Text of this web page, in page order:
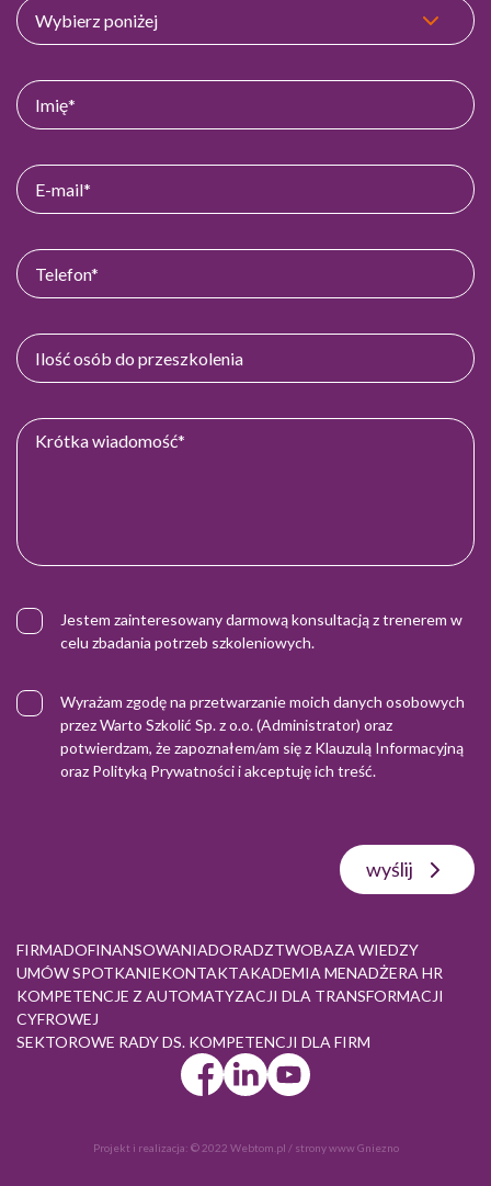
Jestem zainteresowany darmową konsultacją z trenerem w
celu zbadania potrzeb szkoleniowych.
Wyrażam zgodę na przetwarzanie moich danych osobowych
przez Warto Szkolić Sp. z o.o. (Administrator) oraz
potwierdzam, że zapoznałem/am się z Klauzulą Informacyjną
oraz Polityką Prywatnościi akceptuję ich treść.
wyślij
FIRMADOFINANSOWANIADORADZTWOBAZA WIEDZY
UMÓW SPOTKANIEKONTAKTAKADEMIA MENADŻERA HR
KOMPETENCJE Z AUTOMATYZACJI DLA TRANSFORMACJI
CYFROWEJ
SEKTOROWE RADY DS. KOMPETENCJI DLA FIRM
Projekt i realizacja: © 2022 Webtom.pl / strony www Gniezno